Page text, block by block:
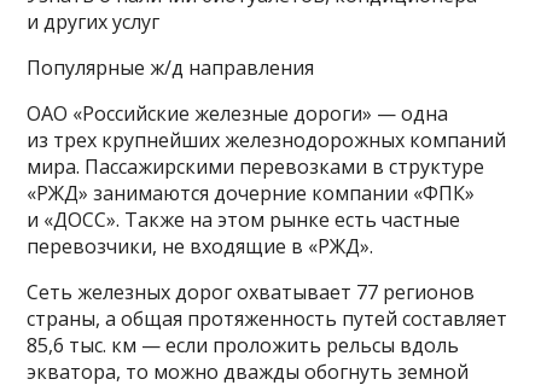
и других услуг
Популярные ж/д направления
ОАО «Российские железные дороги» — одна
из трех крупнейших железнодорожных компаний
мира. Пассажирскими перевозками в структуре
«РЖД» занимаются дочерние компании «ФПК»
и «ДОСС». Также на этом рынке есть частные
перевозчики, не входящие в «РЖД».
Сеть железных дорог охватывает 77 регионов
страны, а общая протяженность путей составляет
85,6 тыс. км — если проложить рельсы вдоль
экватора, то можно дважды обогнуть земной